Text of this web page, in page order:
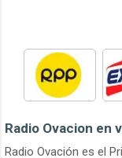
Radio Ovacion en
Radio Ovación es el